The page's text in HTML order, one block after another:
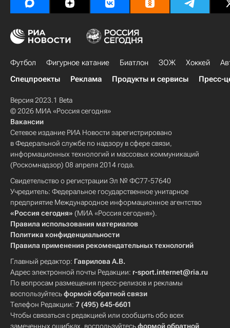
Футбол Фигурное катание Биатлон ЗОЖ Хоккей
Спецпроекты
Реклама Продукты и сервисы Пресс-
Версия 2023.1 Beta
© 2026 МИА «Россия сегодня»
Вакансии
Сетевое издание РИА Новости зарегистрировано
в Федеральной службе по надзору в сфере связи,
информационных технологий и массовых коммуникаций
(Роскомнадзор) 08 апреля 2014 года.
Свидетельство о регистрации Эл № ФС77-57640
Учредитель: Федеральное государственное унитарное
предприятие Международное информационное агентство
«Россия сегодня» (МИА «Россия сегодня»).
Правила использования материалов
Политика конфиденциальности
Правила применения рекомендательных технологий
Главный редактор: Гаврилова А.В.
Адрес электронной почты Редакции: r-sport.internet@ria.ru
По вопросам размещения пресс-релизов и рекламы
воспользуйтесьформой обратной связи
Телефон Редакции: 7 (495) 645-6601
Чтобы связаться с редакцией или сообщить обо всех
замеченных ошибках, воспользуйтесьформой обратной